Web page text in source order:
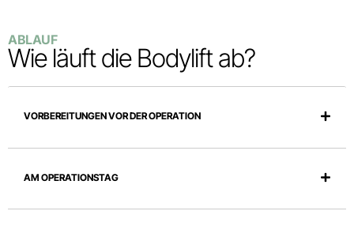
ABLAUF
Wie läuft die Bodylift ab?
VORBEREITUNGEN VOR DER OPERATION
AM OPERATIONSTAG